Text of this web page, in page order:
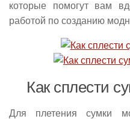
которые помогут вам
работой по созданию
Как сплести
Для плетения сумки